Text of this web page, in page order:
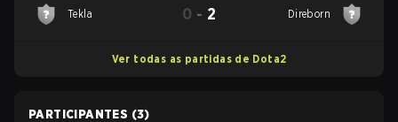
Tekla 0 - 2 Direborn
Ver todas as partidas de Dota2
PARTICIPANTES (3)